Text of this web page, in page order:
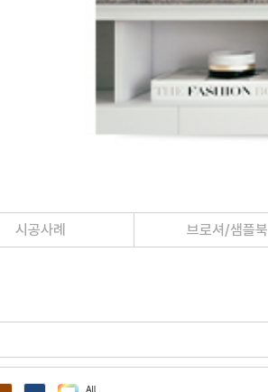
시공사례 브로셔/샘플북